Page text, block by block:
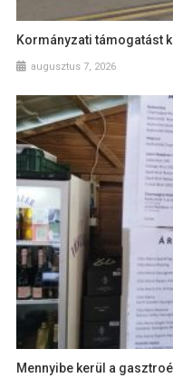
Kormányzati támogatást
augusztus 7, 2026
Mennyibe kerül a